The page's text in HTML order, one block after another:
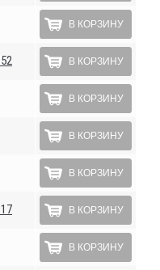
В КОРЗИНУ
В КОРЗИНУ
В КОРЗИНУ
В КОРЗИНУ
В КОРЗИНУ
В КОРЗИНУ
В КОРЗИНУ